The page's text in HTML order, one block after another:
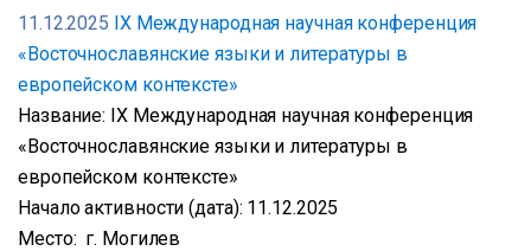
11.12.2025 IX Международная научная конференция
«Восточнославянские языки и литературы в
европейском контексте»
Название: IX Международная научная конференция
«Восточнославянские языки и литературы в
европейском контексте»
Начало активности (дата): 11.12.2025
Место: г. Могилев